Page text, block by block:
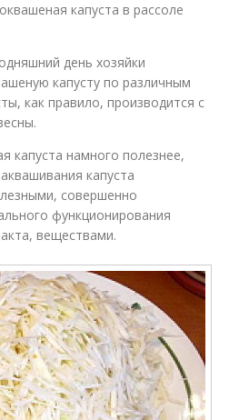
капуста в рассоле
день хозяйки
капусту по различным
как правило, производится с
капуста намного полезнее,
капуста
совершенно
функционирования
веществами.